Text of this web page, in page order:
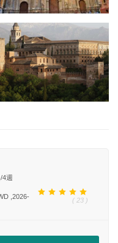
4週
( 23 )
,2026-